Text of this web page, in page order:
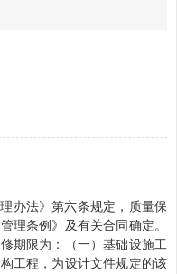
办法》第六条规定，质量保
理条例》及有关合同确定。
期限为：（一）基础设施工
工程，为设计文件规定的该